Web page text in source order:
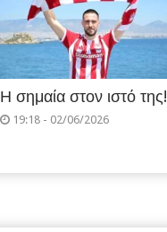
Η σημαία στον ιστό της!
19:18 - 02/06/2026